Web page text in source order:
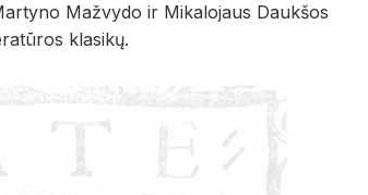
Ma­žvy­do ir Mi­ka­lo­jaus Dauk­šos
kla­si­kų.